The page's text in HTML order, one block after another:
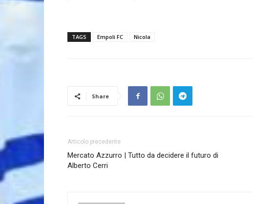
TAGS Empoli FC Nicola
Share
Articolo precedente
Mercato Azzurro | Tutto da decidere il futuro di
Alberto Cerri